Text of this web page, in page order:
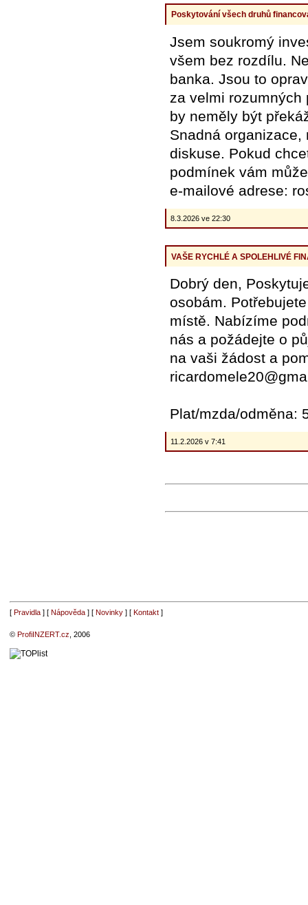
Poskytování všech druhů
Jsem soukromý
všem bez rozdílu.
banka. Jsou to
za velmi rozumných
by neměly být
Snadná
diskuse. Pokud
podmínek vám
e-mailové adrese:
8.3.2026 ve 22:30
VAŠE RYCHLÉ A SPOLEHLIVÉ
Dobrý den,
osobám.
místě. Nabízíme
nás a požádejte o
na vaši žádost a
Plat/mzda/odměna:
11.2.2026 v 7:41
[ Pravidla] [ Nápověda] [ Novinky] [ Kontakt]
© ProfiINZERT.cz , 2006